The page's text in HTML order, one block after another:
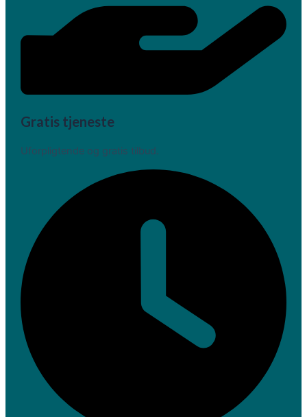
Gratis tjeneste
Uforpligtende og gratis tilbud.